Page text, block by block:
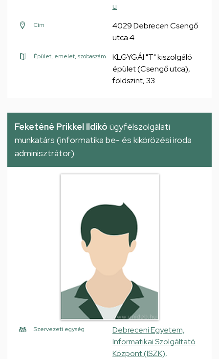
u
Cím
4029 Debrecen Csengő
utca 4
Épület, emelet, szobaszám
KLGYGÁI "T" kiszolgáló
épület (Csengő utca),
földszint, 33
Feketéné Prikkel Ildikó ügyfélszolgálati
munkatárs (informatika be- és kikörözési iroda
adminisztrátor)
Szervezeti egység
Debreceni Egyetem,
Informatikai Szolgáltató
Központ (ISZK),